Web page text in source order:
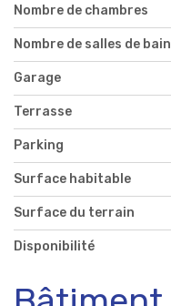
Nombre de chambres
Nombre de salles de bain
Garage
Terrasse
Parking
Surface habitable
Surface du terrain
Disponibilité